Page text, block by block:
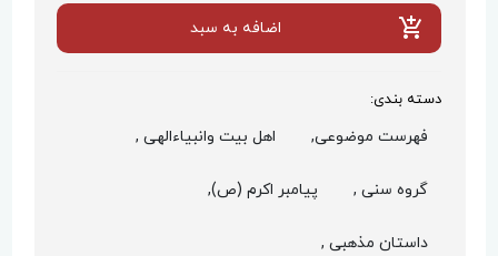
اضافه به سبد
دسته بندی:
فهرست موضوعی, اهل بیت وانبیاءالهی ,
گروه سنی , پیامبر اکرم (ص),
داستان مذهبی ,